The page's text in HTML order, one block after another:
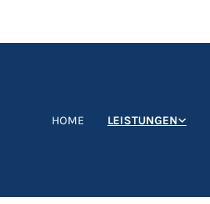
HOME LEISTUNGEN